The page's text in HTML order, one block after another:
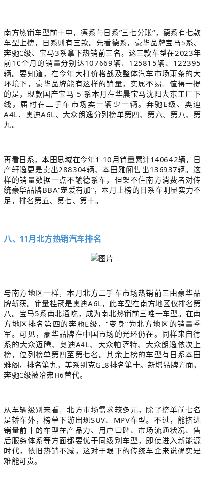
南方热销车型前十中，德系与日系”三七分账“，德系有七款
车型上榜，日系则有三款。先看德系，豪华品牌宝马5系、
奔驰C级、宝马3系拿下热销前三名。这三款车型在2023年
前10个月的销量分别达107669辆、125815辆、122395
辆。要知道，在今年大打价格战及整体汽车市场萧条的大
环境下，豪华品牌能有这样的销量，实属不易。值得一提
的是，现款国产宝马 5 系本月在华晨宝马沈阳大东工厂下
线，届时在二手车市场卖一辆少一辆。奔驰E级、奥迪
A4L、奥迪A6L、大众朗逸分列榜单第四、第六、第八、第
九。
再看日系，本田思域在今年1-10月销量累计140642辆，日
产轩逸更是卖出288304辆、本田雅阁售出136937辆。这
样的销量数据一点不输德系车，但架不住南方消费者对传
统豪华品牌BBA“宠爱有加”，本月上榜的日系车明显实力不
足，排名第五、第七、第十。
八、11月北方热销汽车排名
与南方地区一样，本月北方二手车市场热销前三由豪华品
牌斩获。销量桂冠是奥迪A6L，此车型在南方地区仅排名第
八。宝马5系南北通吃，成为南北热销前三唯一车型。在南
方地区排名第四的奔驰E级，“变身”为北方地区的销量季
军。可见，豪华品牌在中国市场的光环仍在。同样来自德
系的大众迈腾、奥迪A4L、大众帕萨特、大众朗逸依次上
榜，位列榜单第四至第七名。其余上榜的车型有日系本田
雅阁，排名第九，美系别克GL8排名第十。新增品牌方面，
奔驰C级被哈弗H6替代。
从车辆级别来看，北方市场需求较多元，除了榜单前七名
是轿车外，榜单下游出现SUV、MPV车型。不过，能挤进
销量前十的车型在产品力、用户口碑、市场流通状况、售
后服务体系等方面都要优于同级别车型，即使进入新能源
时代，依旧热销不减，这对于眼下的传统车企来说确实是
难能可贵。